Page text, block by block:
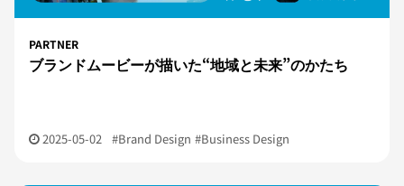
PARTNER
ブランドムービーが描いた“地域と未来”のかたち
2025-05-02 #Brand Design #Business Design